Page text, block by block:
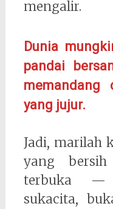
mengalir.
Dunia
pandai
memandang
yang jujur.
Jadi, marilah
yang
terbuka —
sukacita,